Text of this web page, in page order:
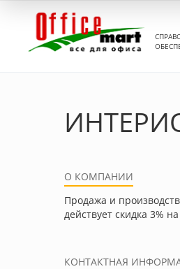
О КОМПАНИИ
Продажа и
действует скидка 3%
КОНТАКТНАЯ